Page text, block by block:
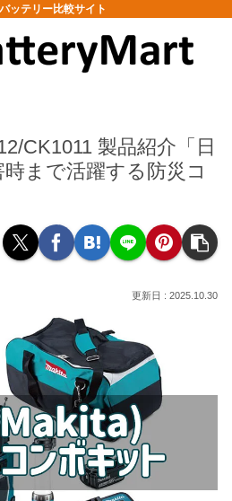
ッテリー比較サイト
CK1011 製品紹介「日
まで活躍する防災コ
2025.10.30